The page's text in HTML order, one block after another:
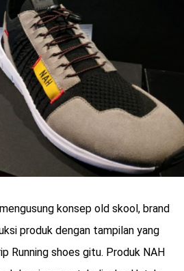
konsep old skool, brand
produk dengan tampilan yang
Running shoes gitu. Produk NAH